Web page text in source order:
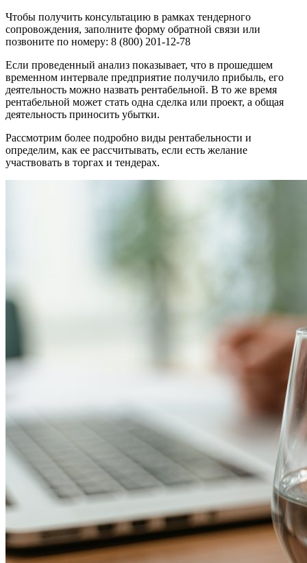
Чтобы получить консультацию в рамках тендерного
сопровождения, заполните форму обратной связи или
позвоните по номеру: 8 (800) 201-12-78
Если проведенный анализ показывает, что в прошедшем
временном интервале предприятие получило прибыль, его
деятельность можно назвать рентабельной. В то же время
рентабельной может стать одна сделка или проект, а общая
деятельность приносить убытки.
Рассмотрим более подробно виды рентабельности и
определим, как ее рассчитывать, если есть желание
участвовать в торгах и тендерах.